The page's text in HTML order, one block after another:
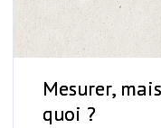
Mesurer,
quoi ?